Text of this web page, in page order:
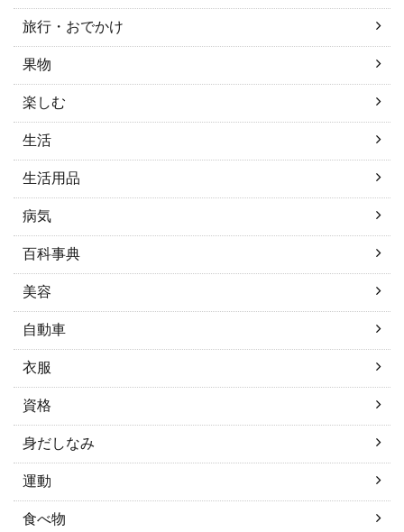
旅行・おでかけ
果物
楽しむ
生活
生活用品
病気
百科事典
美容
自動車
衣服
資格
身だしなみ
運動
食べ物